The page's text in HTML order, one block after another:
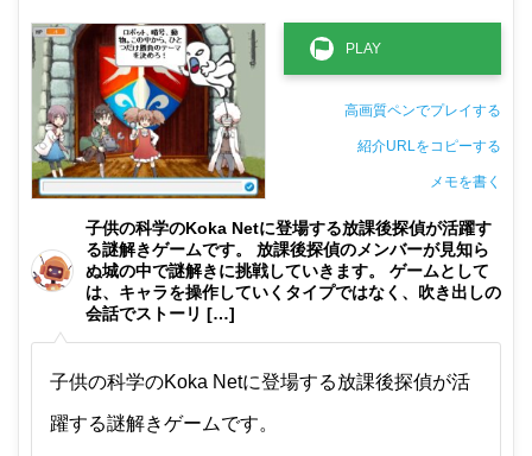
高画質ペンでプレイする
紹介URLをコピーする
メモを書く
子供の科学のKoka Netに登場する放課後探偵が活躍す
る謎解きゲームです。 放課後探偵のメンバーが見知ら
ぬ城の中で謎解きに挑戦していきます。 ゲームとして
は、キャラを操作していくタイプではなく、吹き出しの
会話でストーリ […]
子供の科学のKoka Netに登場する放課後探偵が活
躍する謎解きゲームです。